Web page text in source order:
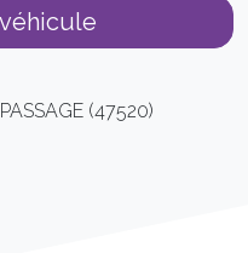
(47520)